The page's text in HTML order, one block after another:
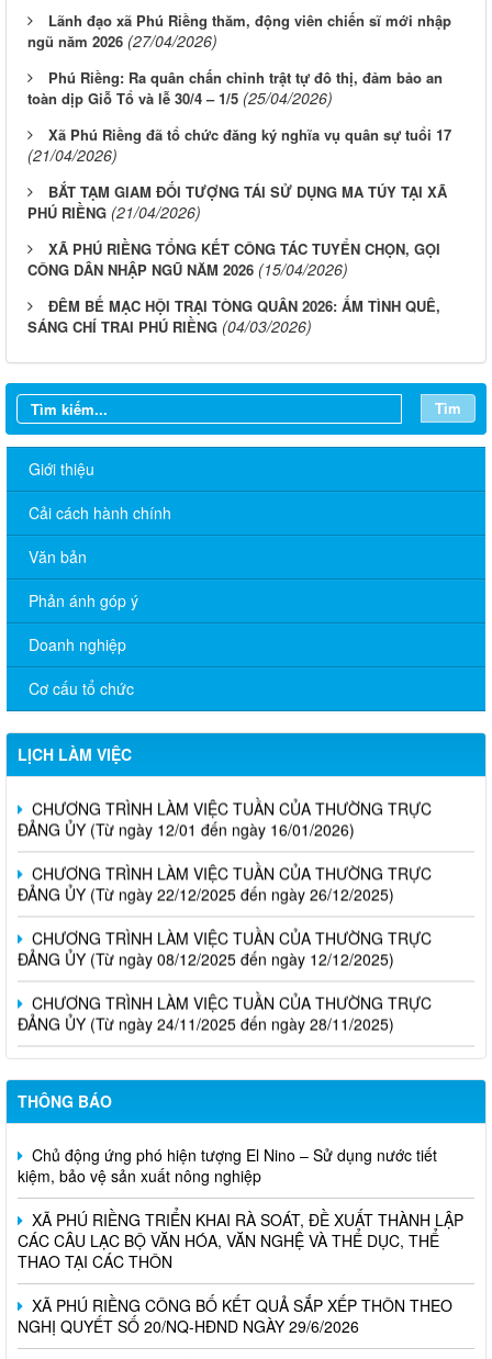
Lãnh đạo xã Phú Riềng thăm, động viên chiến sĩ mới nhập
ngũ năm 2026 (27/04/2026)
Phú Riềng: Ra quân chấn chỉnh trật tự đô thị, đảm bảo an
toàn dịp Giỗ Tổ và lễ 30/4 – 1/5 (25/04/2026)
Xã Phú Riềng đã tổ chức đăng ký nghĩa vụ quân sự tuổi 17
(21/04/2026)
BẮT TẠM GIAM ĐỐI TƯỢNG TÁI SỬ DỤNG MA TÚY TẠI XÃ
PHÚ RIỀNG (21/04/2026)
XÃ PHÚ RIỀNG TỔNG KẾT CÔNG TÁC TUYỂN CHỌN, GỌI
CÔNG DÂN NHẬP NGŨ NĂM 2026 (15/04/2026)
ĐÊM BẾ MẠC HỘI TRẠI TÒNG QUÂN 2026: ẤM TÌNH QUÊ,
SÁNG CHÍ TRAI PHÚ RIỀNG (04/03/2026)
Tìm
Giới thiệu
Cải cách hành chính
Văn bản
Phản ánh góp ý
Doanh nghiệp
Cơ cấu tổ chức
LỊCH LÀM VIỆC
CHƯƠNG TRÌNH LÀM VIỆC TUẦN CỦA THƯỜNG TRỰC
ĐẢNG ỦY (Từ ngày 12/01 đến ngày 16/01/2026)
CHƯƠNG TRÌNH LÀM VIỆC TUẦN CỦA THƯỜNG TRỰC
ĐẢNG ỦY (Từ ngày 22/12/2025 đến ngày 26/12/2025)
CHƯƠNG TRÌNH LÀM VIỆC TUẦN CỦA THƯỜNG TRỰC
ĐẢNG ỦY (Từ ngày 08/12/2025 đến ngày 12/12/2025)
CHƯƠNG TRÌNH LÀM VIỆC TUẦN CỦA THƯỜNG TRỰC
ĐẢNG ỦY (Từ ngày 24/11/2025 đến ngày 28/11/2025)
THÔNG BÁO
kiệm, bảo vệ sản xuất nông nghiệp
XÃ PHÚ RIỀNG TRIỂN KHAI RÀ SOÁT, ĐỀ XUẤT THÀNH LẬP
CÁC CÂU LẠC BỘ VĂN HÓA, VĂN NGHỆ VÀ THỂ DỤC, THỂ
THAO TẠI CÁC THÔN
XÃ PHÚ RIỀNG CÔNG BỐ KẾT QUẢ SẮP XẾP THÔN THEO
NGHỊ QUYẾT SỐ 20/NQ-HĐND NGÀY 29/6/2026
THÔNG BÁO NIÊM YẾT CÔNG KHAI KẾT QUẢ XÉT DUYỆT